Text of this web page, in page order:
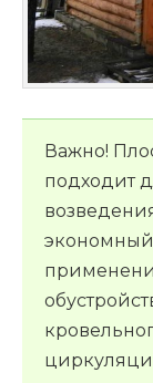
Важно!
подходит
экономный